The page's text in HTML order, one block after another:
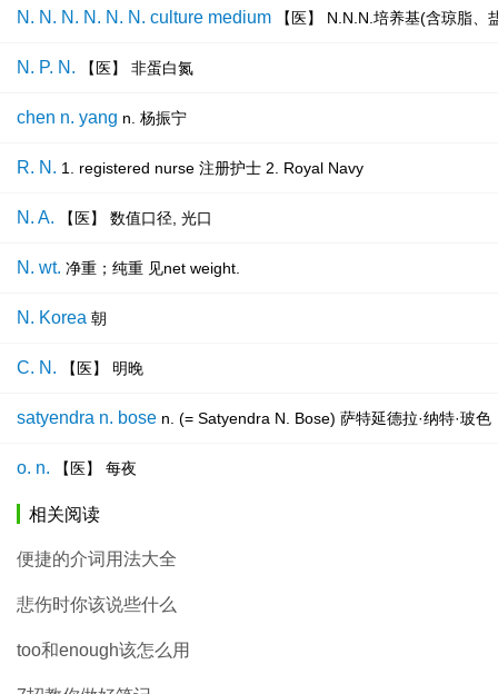
N. N. N. N. N. N. culture medium 【医】 N.N.N.培养基(含琼脂
N. P. N. 【医】 非蛋白氮
chen n. yang n. 杨振宁
R. N. 1. registered nurse 注册护士 2. Royal Navy
N. A. 【医】 数值口径, 光口
N. wt. 净重；纯重 见net weight.
N. Korea 朝
C. N. 【医】 明晚
satyendra n. bose n. (= Satyendra N. Bose) 萨特延德拉·纳特·玻
o. n. 【医】 每夜
相关阅读
便捷的介词用法大全
悲伤时你该说些什么
too和enough该怎么用